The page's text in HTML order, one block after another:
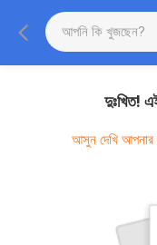
দুঃখিত!
আসুন দেখি আপনার